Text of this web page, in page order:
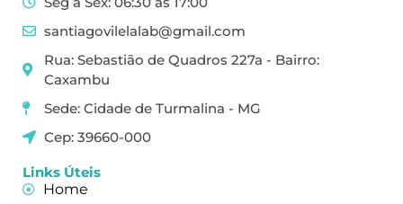
santiagovilelalab@gmail.com
Rua: Sebastião de Quadros 227a - Bairro:
Caxambu
Sede: Cidade de Turmalina - MG
Cep: 39660-000
Links Úteis
Home